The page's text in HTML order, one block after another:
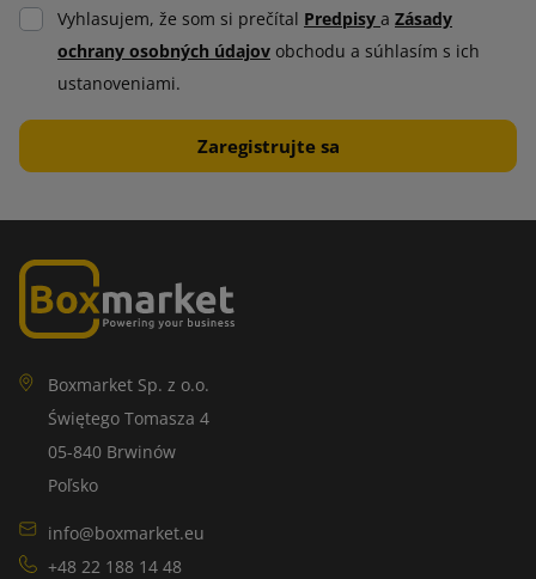
Vyhlasujem, že som si prečítal Predpisy a Zásady
ochrany osobných údajov obchodu a súhlasím s ich
ustanoveniami.
Boxmarket Sp. z o.o.
Świętego Tomasza 4
05-840 Brwinów
Poľsko
info@boxmarket.eu
+48 22 188 14 48